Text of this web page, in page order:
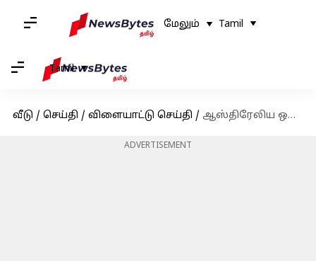
மேலும் Tamil
Tamil
வீடு / செய்தி / விளையாட்டு செய்தி / ஆஸ்திரேலிய ஒருநாள் தொடரில் ரோஹித் ஷர்மா மற்றும் விராட் கோலி இடம்பெறுவது உறுதி எனத் தகவல்
ADVERTISEMENT